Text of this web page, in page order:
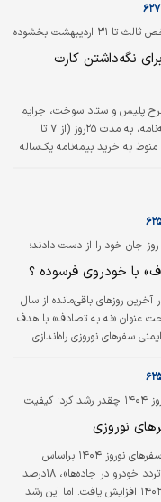
رسمی و مشترک مردم ایران
خودروها هم سندی رسمی و
قانون اساسی، خط رسمی
و لاتین‌کردن خط یعنی تبدیل
جرایم بیمه شخص ثالث تا ۳۱ اردیبهشت بخشوده
نگه‌‌‌داشتن کارت
طرح پلیس و ستاد سوخت، جرایم
بیمه شخص ثالث وسایل نقلیه موتوری فاقد بیمه‌‌‌نامه، به مدت ۲۵روز (از ۷ تا
منوط به خرید بیمه‌‌‌نامه یک‌ساله
با خودروی فرسوده ؟
آخرین روزهای باقی‌مانده از سال
تحت عنوان «نه به تصادف» با هدف
سفرهای نوروزی راه‌اندازی
ناجا از افزایش تعداد
نوروزی تا پایان تعطیلات خبر
مسافرت‏‏‌های نوروز ۱۴۰۴ چقدر رشد کرد؛ کیفیت
بررسی می‌کند
نوروزی
سفرهای نوروز ۱۴۰۴ براساس
شاخص «میزان تردد خودرو در جاده‌ها»، ۱۸درصد
نسبت به عید ۱۴۰۳ افزایش یافت. اما این رشد